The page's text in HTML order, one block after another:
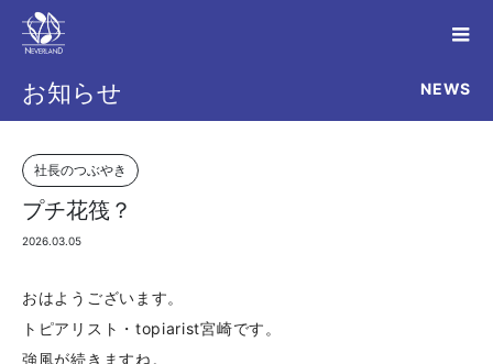
お知らせ NEWS
社長のつぶやき
プチ花筏？
2026.03.05
おはようございます。
トピアリスト・topiarist宮崎です。
強風が続きますね。